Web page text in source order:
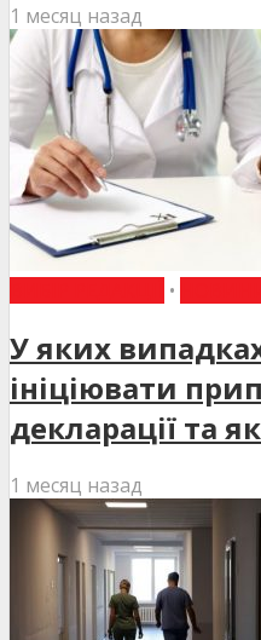
1 месяц назад
•
У яких
ініціювати
декларації та
1 месяц назад